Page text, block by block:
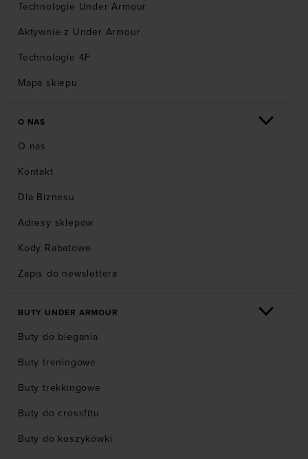
Technologie Under Armour
Aktywnie z Under Armour
Technologie 4F
Mapa sklepu
O NAS
O nas
Kontakt
Dla Biznesu
Adresy sklepów
Kody Rabatowe
Zapis do newslettera
BUTY UNDER ARMOUR
Buty do biegania
Buty treningowe
Buty trekkingowe
Buty do crossfitu
Buty do koszykówki